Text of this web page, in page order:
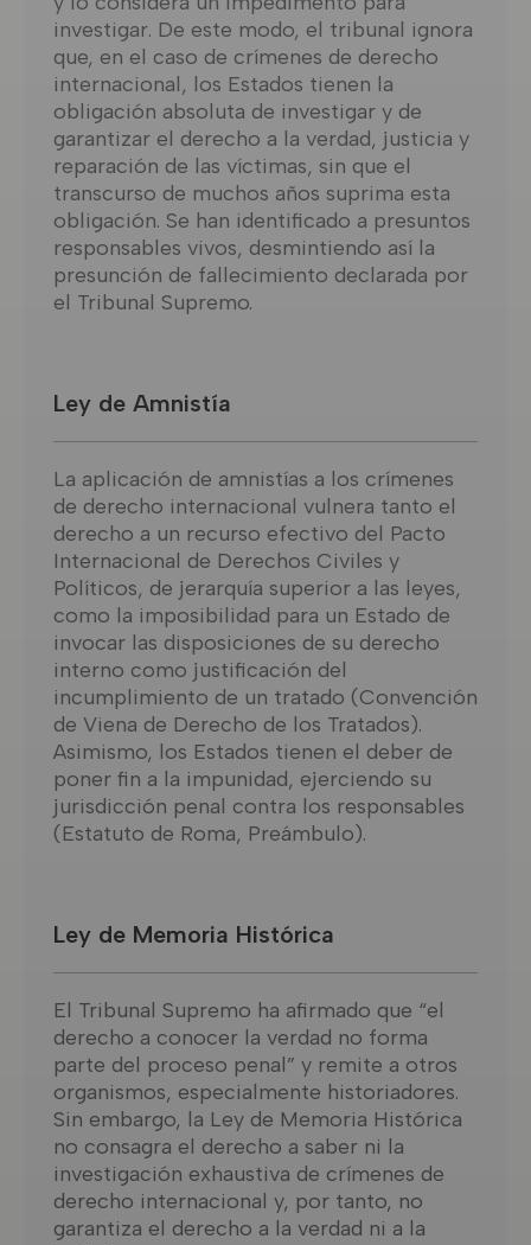
investigar. De este modo, el tribunal ignora
que, en el caso de crímenes de derecho
internacional, los Estados tienen la
obligación absoluta de investigar y de
garantizar el derecho a la verdad, justicia y
reparación de las víctimas, sin que el
transcurso de muchos años suprima esta
obligación. Se han identificado a presuntos
responsables vivos, desmintiendo así la
presunción de fallecimiento declarada por
el Tribunal Supremo.
Ley de Amnistía
La aplicación de amnistías a los crímenes
de derecho internacional vulnera tanto el
derecho a un recurso efectivo del Pacto
Internacional de Derechos Civiles y
Políticos, de jerarquía superior a las leyes,
como la imposibilidad para un Estado de
invocar las disposiciones de su derecho
interno como justificación del
incumplimiento de un tratado (Convención
de Viena de Derecho de los Tratados).
Asimismo, los Estados tienen el deber de
poner fin a la impunidad, ejerciendo su
jurisdicción penal contra los responsables
(Estatuto de Roma, Preámbulo).
Ley de Memoria Histórica
El Tribunal Supremo ha afirmado que “el
derecho a conocer la verdad no forma
parte del proceso penal” y remite a otros
organismos, especialmente historiadores.
Sin embargo, la Ley de Memoria Histórica
no consagra el derecho a saber ni la
investigación exhaustiva de crímenes de
derecho internacional y, por tanto, no
garantiza el derecho a la verdad ni a la